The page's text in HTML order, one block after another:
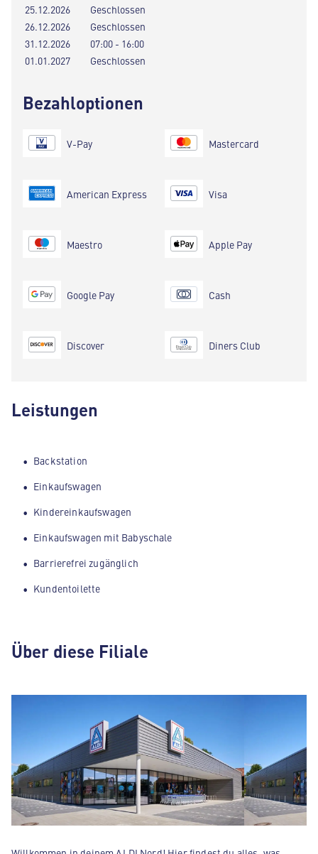
25.12.2026
Geschlossen
26.12.2026
Geschlossen
31.12.2026
07:00 - 16:00
01.01.2027
Geschlossen
Bezahloptionen
V-Pay
American Express
Maestro
Google Pay
Discover
Mastercard
Visa
Apple Pay
Cash
Diners Club
Leistungen
Backstation
Einkaufswagen
Kindereinkaufswagen
Einkaufswagen mit Babyschale
Barrierefrei zugänglich
Kundentoilette
Über diese Filiale